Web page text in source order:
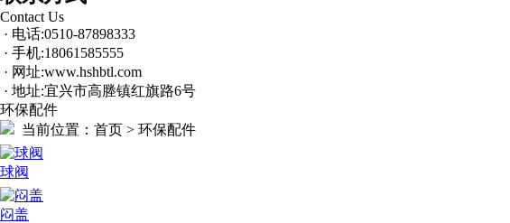
Contact Us
· 电话:0510-87898333
· 手机:18061585555
· 网址:www.hshbtl.com
· 地址:宜兴市高塍镇红旗路6号
环保配件
当前位置： 首页 > 环保配件
球阀
闷盖